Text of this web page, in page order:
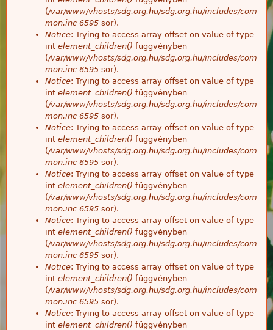
(/var/www/vhosts/sdg.org.hu/sdg.org.hu/includes/com
mon.inc 6595 sor).
Notice: Trying to access array offset on value of type
int element_children() függvényben
(/var/www/vhosts/sdg.org.hu/sdg.org.hu/includes/com
mon.inc 6595 sor).
Notice: Trying to access array offset on value of type
int element_children() függvényben
(/var/www/vhosts/sdg.org.hu/sdg.org.hu/includes/com
mon.inc 6595 sor).
Notice: Trying to access array offset on value of type
int element_children() függvényben
(/var/www/vhosts/sdg.org.hu/sdg.org.hu/includes/com
mon.inc 6595 sor).
Notice: Trying to access array offset on value of type
int element_children() függvényben
(/var/www/vhosts/sdg.org.hu/sdg.org.hu/includes/com
mon.inc 6595 sor).
Notice: Trying to access array offset on value of type
int element_children() függvényben
(/var/www/vhosts/sdg.org.hu/sdg.org.hu/includes/com
mon.inc 6595 sor).
Notice: Trying to access array offset on value of type
int element_children() függvényben
(/var/www/vhosts/sdg.org.hu/sdg.org.hu/includes/com
mon.inc 6595 sor).
Notice: Trying to access array offset on value of type
int element_children() függvényben